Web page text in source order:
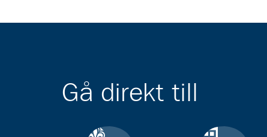
Gå direkt till